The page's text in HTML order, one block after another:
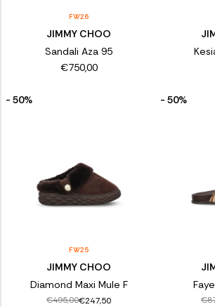
FW26
JIMMY CHOO
Sandali Aza 95
€750,00
- 50%
FW25
JIMMY CHOO
Diamond Maxi Mule F
€495,00€247,50
- 50%